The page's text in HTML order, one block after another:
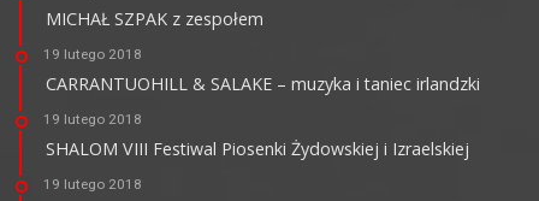
MICHAŁ SZPAK z zespołem
19 lutego 2018
CARRANTUOHILL & SALAKE – muzyka i taniec irlandzki
19 lutego 2018
SHALOM VIII Festiwal Piosenki Żydowskiej i Izraelskiej
19 lutego 2018